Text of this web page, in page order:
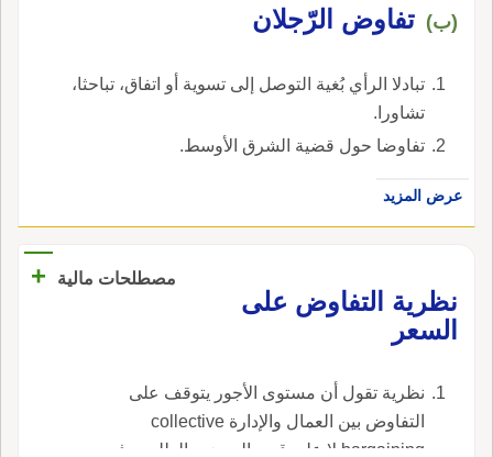
(ب) تفاوض الرّجلان
تبادلا الرأي بُغية التوصل إلى تسوية أو اتفاق، تباحثا،
تشاورا.
تفاوضا حول قضية الشرق الأوسط.
عرض المزيد
مصطلحات مالية
+
نظرية التفاوض على
السعر
نظرية تقول أن مستوى الأجور يتوقف على
التفاوض بين العمال والإدارة collective
bargaining لا على قوى العرض والطلب ، في